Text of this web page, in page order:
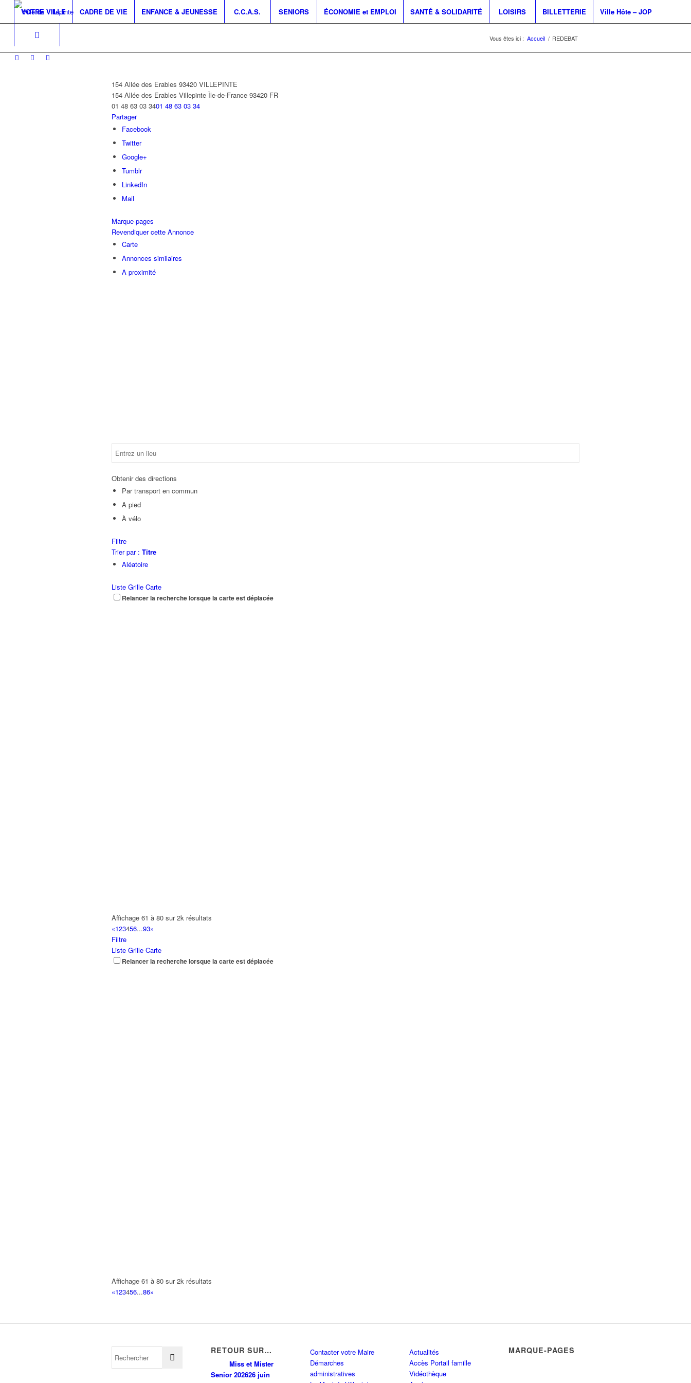
VOTRE VILLE CADRE DE VIE ENFANCE & JEUNESSE C.C.A.S. SENIORS ÉCONOMIE et EMPLOI SANTÉ & SOLIDARITÉ LOISIRS BILLETTERIE Ville Hôte – JOP
Vous êtes ici : Accueil / REDEBAT
154 Allée des Erables 93420 VILLEPINTE
154 Allée des Erables Villepinte Île-de-France 93420 FR
01 48 63 03 3401 48 63 03 34
Partager
Facebook
Twitter
Google+
Tumblr
LinkedIn
Mail
Marque-pages
Revendiquer cette Annonce
Carte
Annonces similaires
A proximité
Obtenir des directions
Par transport en commun
A pied
À vélo
Filtre
Trier par : Titre
Aléatoire
Liste Grille Carte
Relancer la recherche lorsque la carte est déplacée
Affichage 61 à 80 sur 2k résultats
«123456...93»
Filtre
Liste Grille Carte
Relancer la recherche lorsque la carte est déplacée
Affichage 61 à 80 sur 2k résultats
«123456...86»
RETOUR SUR…
Miss et Mister
Senior 202626 juin
Contacter votre Maire
Démarches
administratives
Actualités
Accès Portail famille
Vidéothèque
MARQUE-PAGES